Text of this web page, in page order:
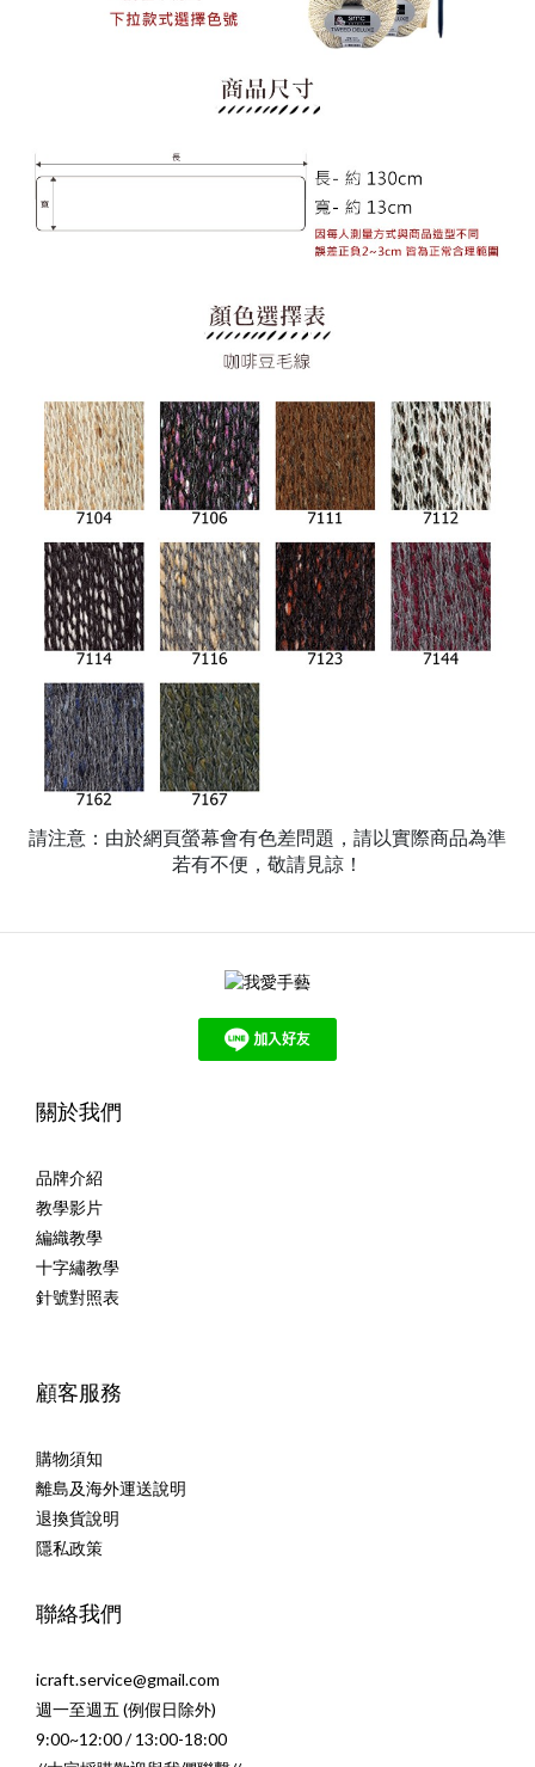
請注意：由於網頁螢幕會有色差問題，請以實際商品為準
若有不便，敬請見諒！
關於我們
品牌介紹
教學影片
編織教學
十字繡教學
針號對照表
顧客服務
購物須知
離島及海外運送說明
退換貨說明
隱私政策
聯絡我們
icraft.service@gmail.com
週一至週五 (例假日除外)
9:00~12:00 / 13:00-18:00